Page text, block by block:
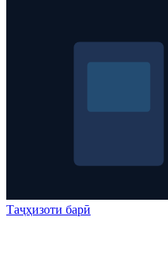
Таҷҳизоти барӣ